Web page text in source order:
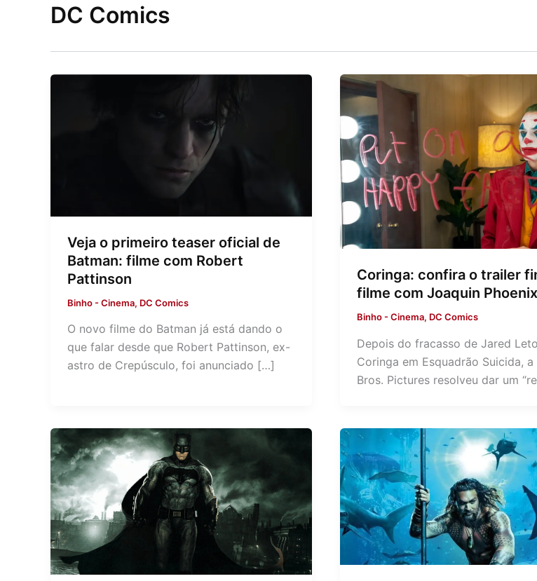
DC Comics
Veja o primeiro teaser oficial de
Batman: filme com Robert
Pattinson
Binho-Cinema, DC Comics
O novo filme do Batman já está dando o
que falar desde que Robert Pattinson, ex-
astro de Crepúsculo, foi anunciado […]
Coringa: confira o trailer
filme com Joaquin Phoenix
Binho-Cinema, DC Comics
Depois do fracasso de Jared
Coringa em Esquadrão Suicida, a
Bros. Pictures resolveu dar um